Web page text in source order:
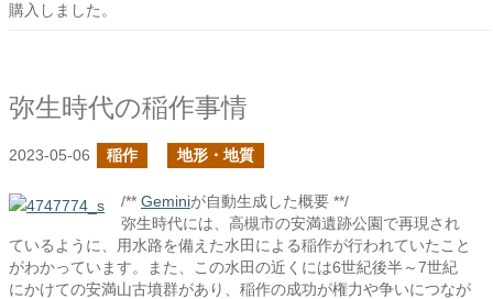
購入しました。
弥生時代の稲作事情
2023-05-06 稲作 地形・地質
/** Geminiが自動生成した概要 **/
弥生時代には、高槻市の安満遺跡公園で再現され
ているように、用水路を備えた水田による稲作が行われていたこと
がわかっています。また、この水田の近くには6世紀後半～7世紀
にかけての安満山古墳群があり、稲作の成功が権力や争いにつなが